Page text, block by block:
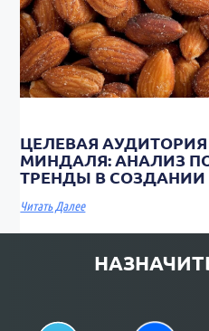
ЦЕЛЕВАЯ
МИНДАЛЯ: АНАЛИЗ
ТРЕНДЫ В СОЗДАНИИ
Читать Далее